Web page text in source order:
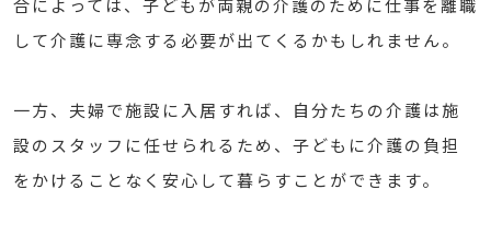
合によっては、子どもが両親の介護のために仕事を離職
して介護に専念する必要が出てくるかもしれません。
一方、夫婦で施設に入居すれば、自分たちの介護は施
設のスタッフに任せられるため、子どもに介護の負担
をかけることなく安心して暮らすことができます。